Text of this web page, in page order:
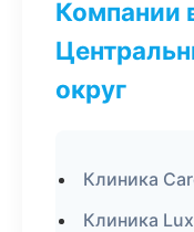
Компании
округ
Клиника
Клиника